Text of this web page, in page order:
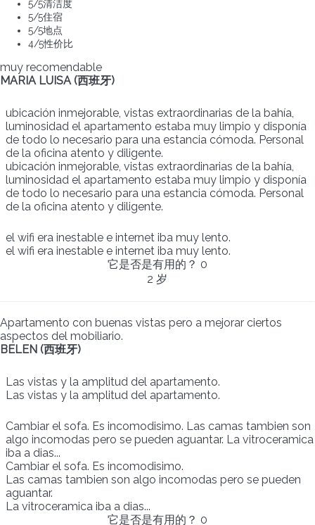
5/5清洁度
5/5住宿
5/5地点
4/5性价比
muy recomendable
MARIA LUISA (西班牙)
ubicación inmejorable, vistas extraordinarias de la bahía,
luminosidad el apartamento estaba muy limpio y disponía
de todo lo necesario para una estancia cómoda. Personal
de la oficina atento y diligente.
ubicación inmejorable, vistas extraordinarias de la bahía,
luminosidad el apartamento estaba muy limpio y disponía
de todo lo necesario para una estancia cómoda. Personal
de la oficina atento y diligente.
el wifi era inestable e internet iba muy lento.
el wifi era inestable e internet iba muy lento.
它是否是有用的？ 0
2 岁
Apartamento con buenas vistas pero a mejorar ciertos
aspectos del mobiliario.
BELEN (西班牙)
Las vistas y la amplitud del apartamento.
Las vistas y la amplitud del apartamento.
Cambiar el sofa. Es incomodisimo. Las camas tambien son
algo incomodas pero se pueden aguantar. La vitroceramica
iba a dias...
Cambiar el sofa. Es incomodisimo.
Las camas tambien son algo incomodas pero se pueden
aguantar.
La vitroceramica iba a dias...
它是否是有用的？ 0